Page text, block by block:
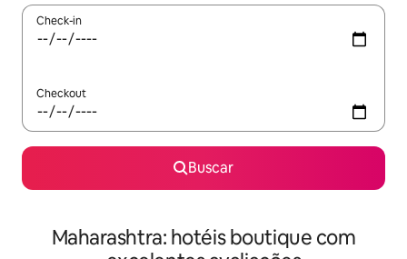
Check-in
Checkout
Buscar
Maharashtra: hotéis boutique com